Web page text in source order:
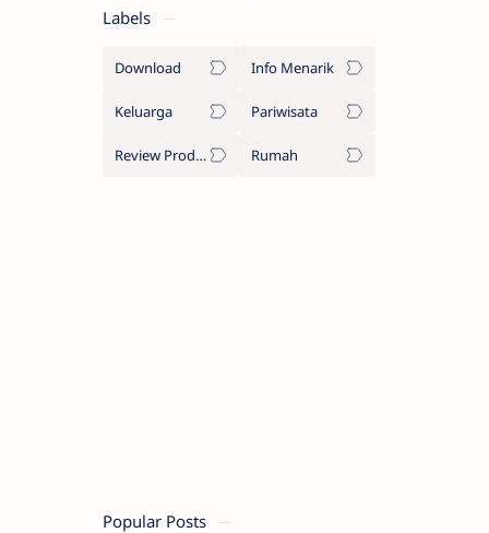
Labels
Download Info Menarik
Keluarga Pariwisata
Review Produk Rumah
Popular Posts